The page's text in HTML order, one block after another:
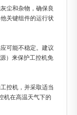
尘和杂物，确保良
关键组件的运行状
可能不稳定。建议
）来保护工控机免
控机，并采取适当
机在高温天气下的